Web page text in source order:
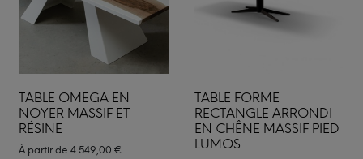
TABLE OMEGA EN
NOYER MASSIF ET
RÉSINE
À partir de 4 549,00 €
TABLE FORME
RECTANGLE ARRONDI
EN CHÊNE MASSIF PIED
LUMOS